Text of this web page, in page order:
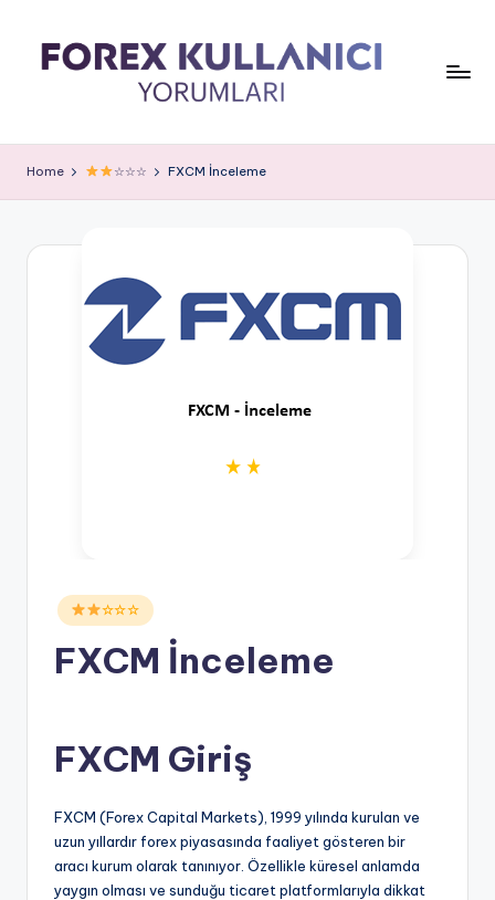
Home ☆☆☆ FXCM İnceleme
Posted
in
☆☆☆
FXCM İnceleme
FXCM Giriş
FXCM (Forex Capital Markets), 1999 yılında kurulan ve
uzun yıllardır forex piyasasında faaliyet gösteren bir
aracı kurum olarak tanınıyor. Özellikle küresel anlamda
yaygın olması ve sunduğu ticaret platformlarıyla dikkat